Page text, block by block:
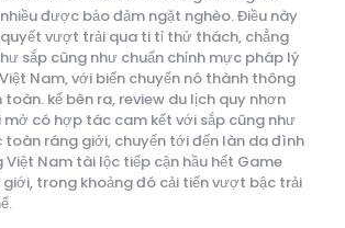
được bảo đảm ngặt nghèo. Điều này
vượt trải qua ti tỉ thử thách, chẳng
sắp cũng như chuẩn chỉnh mực pháp lý
Nam, với biến chuyển nó thành thông
toàn. kế bên ra, review du lịch quy nhơn
mở có hợp tác cam kết với sắp cũng như
ráng giới, chuyển tới đến làn da đình
Nam tài lộc tiếp cận hầu hết Game
giới, trong khoảng đó cải tiến vượt bậc trải